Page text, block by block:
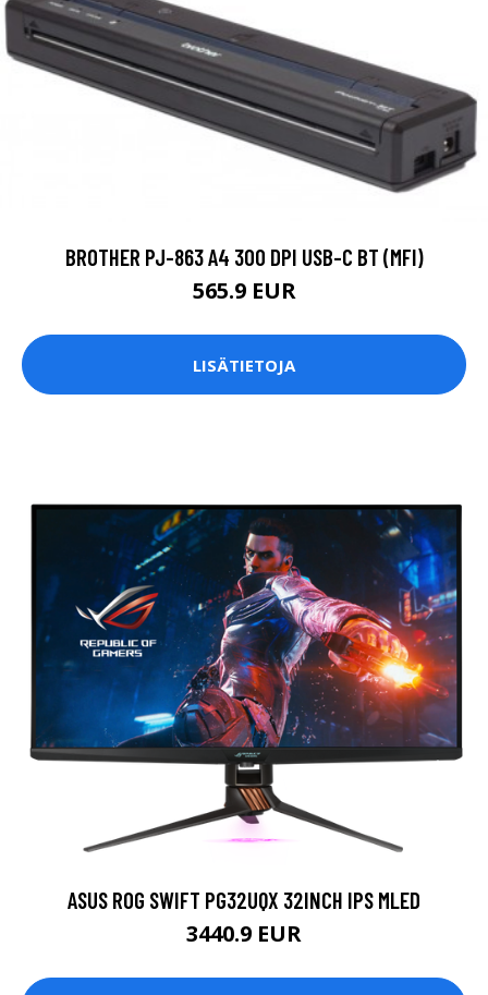
BROTHER PJ-863 A4 300 DPI USB-C BT (MFI)
565.9 EUR
LISÄTIETOJA
ASUS ROG SWIFT PG32UQX 32INCH IPS MLED
3440.9 EUR